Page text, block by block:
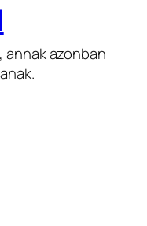
annak azonban